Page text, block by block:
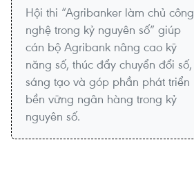
Hội thi “Agribanker làm chủ công
nghệ trong kỷ nguyên số” giúp
cán bộ Agribank nâng cao kỹ
năng số, thúc đẩy chuyển đổi số,
sáng tạo và góp phần phát triển
bền vững ngân hàng trong kỷ
nguyên số.